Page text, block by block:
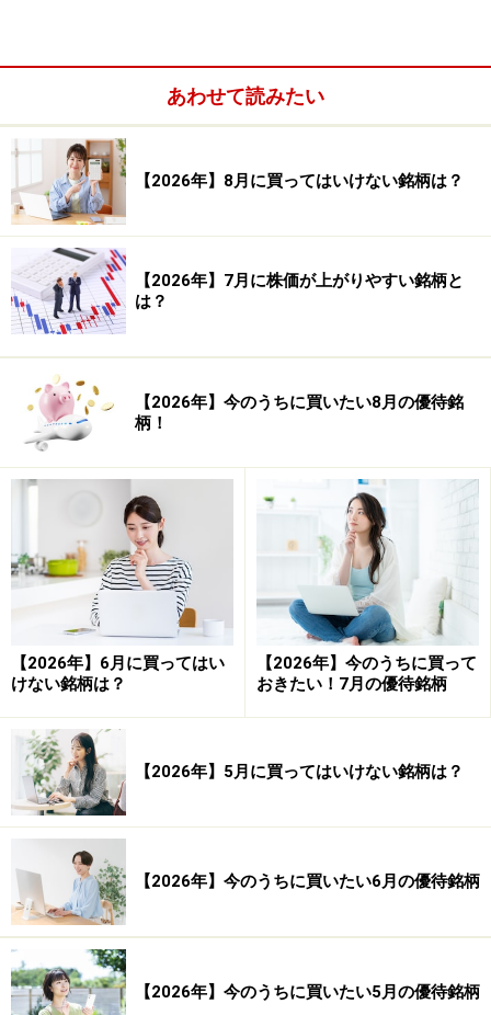
（3）サッポログループネットショップ限定ECクーポン
（1500円相当）
（4）社会貢献活動への寄付（1000円相当）
◆200株以上
【3年未満保有株主】……（1）～（3）の中から、いずれ
か1点
（1）ビール詰め合わせセット（350ml缶×8本）
（2）食品・飲料詰め合わせ（2000円相当）
（3）社会貢献活動への寄付（2000円相当）
【3年以上保有株主】……（1）～（4）の中から、いずれ
（1）ビール詰め合わせセット（350ml缶×12本）
（2）食品・飲料詰め合わせ（3000円相当）
（3）サッポログループネットショップ限定ECクーポン
（3000円相当）
（4）社会貢献活動への寄付（2000円相当）
◆1000株以上
【3年未満保有株主】……（1）～（3）の中から、いずれ
か1点
（1）ビール詰め合わせセット（350ml缶×12本）
（2）食品・飲料詰め合わせ（3000円相当）
（3）社会貢献活動への寄付（3000円相当）
【3年以上保有株主】……（1）～（4）の中から、いずれ
か1点
（1）ビール詰め合わせセット（350ml缶×20本）
あわせて読みたい
【2026年】8月に買ってはいけない銘柄は？
【2026年】7月に株価が上がりやすい銘柄と
は？
【2026年】今のうちに買いたい8月の優待銘
柄！
【2026年】6月に買ってはい
けない銘柄は？
【2026年】今のうちに買って
おきたい！7月の優待銘柄
【2026年】5月に買ってはいけない銘柄は？
【2026年】今のうちに買いたい6月の優待銘柄
【2026年】今のうちに買いたい5月の優待銘柄